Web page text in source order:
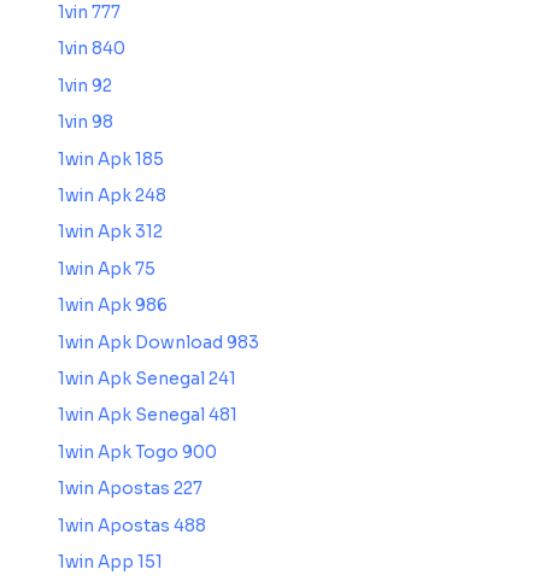
1vin 777
1vin 840
1vin 92
1vin 98
1win Apk 185
1win Apk 248
1win Apk 312
1win Apk 75
1win Apk 986
1win Apk Download 983
1win Apk Senegal 241
1win Apk Senegal 481
1win Apk Togo 900
1win Apostas 227
1win Apostas 488
1win App 151